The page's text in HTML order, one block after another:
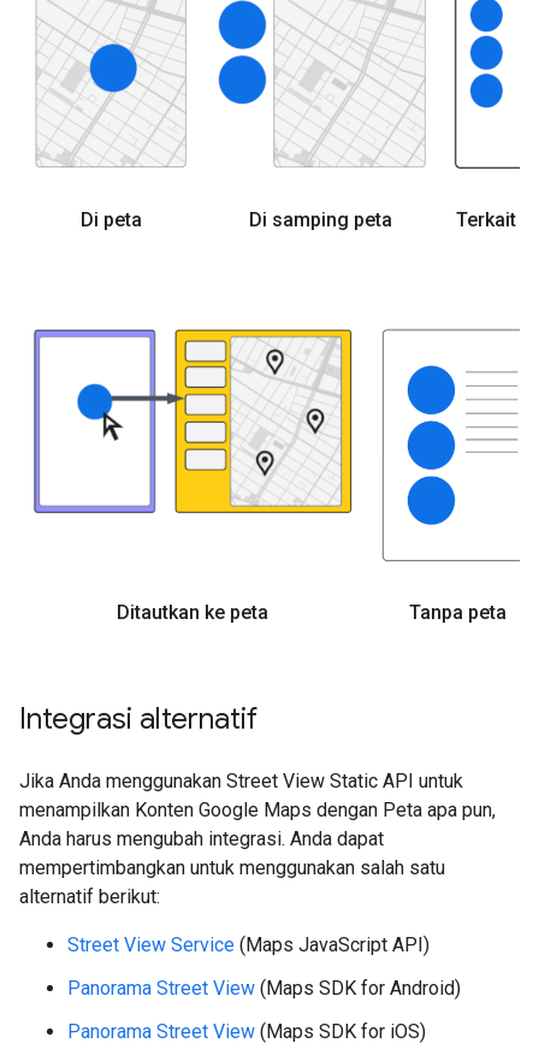
Di peta Di samping peta Terkait
Ditautkan ke peta Tanpa peta
Integrasi alternatif
Jika Anda menggunakan Street View Static API untuk
menampilkan Konten Google Maps dengan Peta apa pun,
Anda harus mengubah integrasi. Anda dapat
mempertimbangkan untuk menggunakan salah satu
alternatif berikut:
Street View Service (Maps JavaScript API)
Panorama Street View (Maps SDK for Android)
Panorama Street View (Maps SDK for iOS)